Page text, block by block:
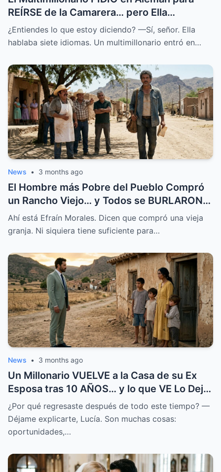
REÍRSE de la Camarera… pero Ella
HABLABA 7 Idiomas.
¿Entiendes lo que estoy diciendo? —Sí, señor. Ella
hablaba siete idiomas. Un multimillonario entró en…
News • 3 months ago
El Hombre más Pobre del Pueblo Compró
un Rancho Viejo… y Todos se BURLARON,
Hasta que Pasó Esto
Ahí está Efraín Morales. Dicen que compró una vieja
granja. Ni siquiera tiene suficiente para…
News • 3 months ago
Un Millonario VUELVE a la Casa de su Ex
Esposa tras 10 AÑOS… y lo que VE Lo Deja
en SHOCK
¿Por qué regresaste después de todo este tiempo? —
Déjame explicarte, Lucía. Son muchas cosas:
oportunidades,…